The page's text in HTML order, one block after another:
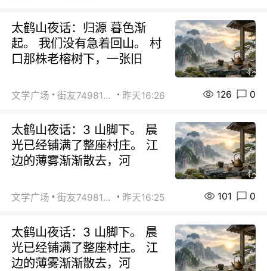
太鹤山夜话：归源 暮色渐
起。 我们没有急着回山。 村
口那株老榕树下，一张旧
文学广场 街友74981146 昨天16:26 126 0
太鹤山夜话：3 山脚下。 晨
光已经铺满了整座村庄。 江
边的薄雾渐渐散去，河
文学广场 街友74981146 昨天16:25 101 0
太鹤山夜话：3 山脚下。 晨
光已经铺满了整座村庄。 江
边的薄雾渐渐散去，河